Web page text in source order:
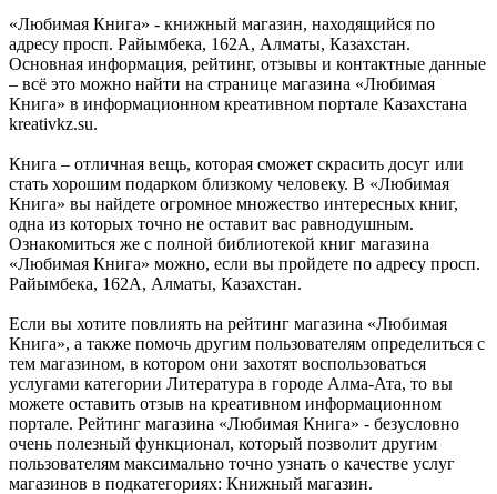
«Любимая Книга» - книжный магазин, находящийся по
адресу просп. Райымбека, 162А, Алматы, Казахстан.
Основная информация, рейтинг, отзывы и контактные данные
– всё это можно найти на странице магазина «Любимая
Книга» в информационном креативном портале Казахстана
kreativkz.su.
Книга – отличная вещь, которая сможет скрасить досуг или
стать хорошим подарком близкому человеку. В «Любимая
Книга» вы найдете огромное множество интересных книг,
одна из которых точно не оставит вас равнодушным.
Ознакомиться же с полной библиотекой книг магазина
«Любимая Книга» можно, если вы пройдете по адресу просп.
Райымбека, 162А, Алматы, Казахстан.
Если вы хотите повлиять на рейтинг магазина «Любимая
Книга», а также помочь другим пользователям определиться с
тем магазином, в котором они захотят воспользоваться
услугами категории Литература в городе Алма-Ата, то вы
можете оставить отзыв на креативном информационном
портале. Рейтинг магазина «Любимая Книга» - безусловно
очень полезный функционал, который позволит другим
пользователям максимально точно узнать о качестве услуг
магазинов в подкатегориях: Книжный магазин.